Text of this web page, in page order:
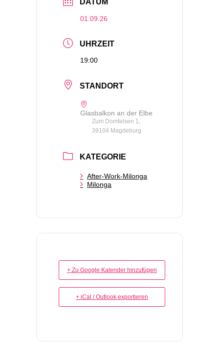
DATUM
01.09.26
UHRZEIT
19:00
STANDORT
Glasbalkon an der Elbe
Zum Domfelsen 1,
39104 Magdeburg
KATEGORIE
After-Work-Milonga
Milonga
+ Zu Google Kalender hinzufügen
+ iCal / Outlook exportieren